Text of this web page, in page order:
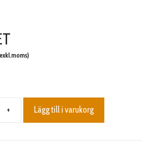
GROMMET
+ Lägg till i varukorg